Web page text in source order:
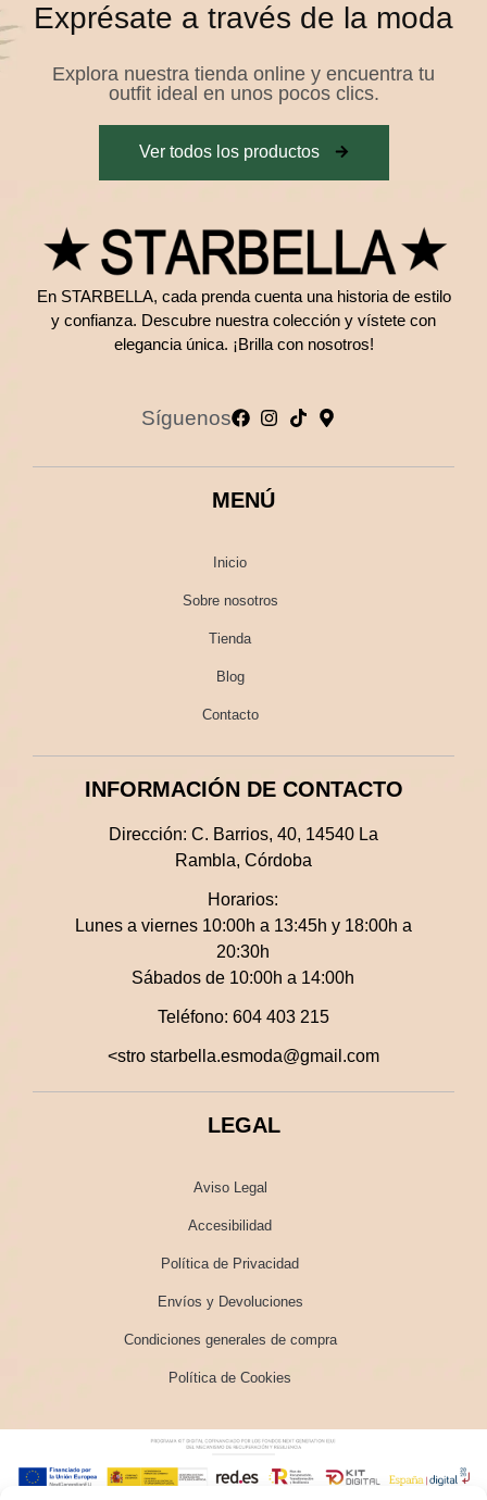
Exprésate a través de la moda
Explora nuestra tienda online y encuentra tu
outfit ideal en unos pocos clics.
Ver todos los productos
En STARBELLA, cada prenda cuenta una historia de estilo
y confianza. Descubre nuestra colección y vístete con
elegancia única. ¡Brilla con nosotros!
Síguenos
MENÚ
Inicio
Sobre nosotros
Tienda
Blog
Contacto
INFORMACIÓN DE CONTACTO
Dirección: C. Barrios, 40, 14540 La
Rambla, Córdoba
Horarios:
Lunes a viernes 10:00h a 13:45h y 18:00h a
20:30h
Sábados de 10:00h a 14:00h
Teléfono: 604 403 215
<stro starbella.esmoda@gmail.com
LEGAL
Aviso Legal
Accesibilidad
Política de Privacidad
Envíos y Devoluciones
Condiciones generales de compra
Política de Cookies